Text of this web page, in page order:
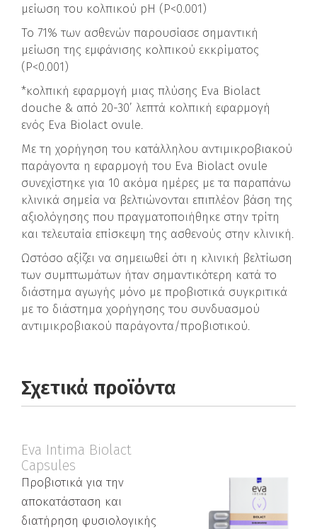
μείωση του κολπικού pH (P<0.001)
Το 71% των ασθενών παρουσίασε σημαντική
μείωση της εμφάνισης κολπικού εκκρίματος
(P<0.001)
*κολπική εφαρμογή μιας πλύσης Eva Biolact
douche & από 20-30’ λεπτά κολπική εφαρμογή
ενός Eva Biolact ovule.
Με τη χορήγηση του κατάλληλου αντιμικροβιακού
παράγοντα η εφαρμογή του Eva Biolact ovule
συνεχίστηκε για 10 ακόμα ημέρες με τα παραπάνω
κλινικά σημεία να βελτιώνονται επιπλέον βάση της
αξιολόγησης που πραγματοποιήθηκε στην τρίτη
και τελευταία επίσκεψη της ασθενούς στην κλινική.
Ωστόσο αξίζει να σημειωθεί ότι η κλινική βελτίωση
των συμπτωμάτων ήταν σημαντικότερη κατά το
διάστημα αγωγής μόνο με προβιοτικά συγκριτικά
με το διάστημα χορήγησης του συνδυασμού
αντιμικροβιακού παράγοντα/προβιοτικού.
Σχετικά προϊόντα
Eva Intima Biolact
Capsules
Προβιοτικά για την
αποκατάσταση και
διατήρηση φυσιολογικής